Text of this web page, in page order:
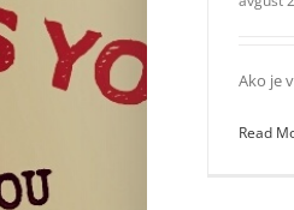
Ako je
Read